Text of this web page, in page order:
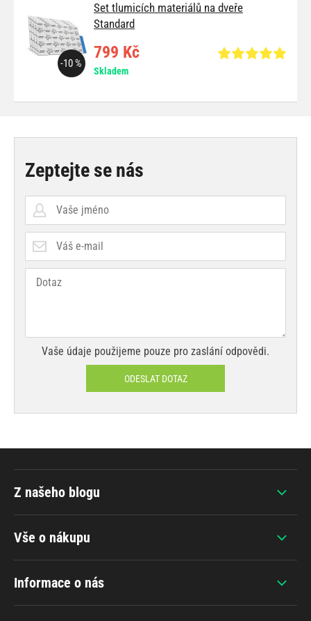
Set tlumicích materiálů na dveře
Standard
-10 %
799 Kč
Skladem
Zeptejte se nás
Vaše údaje použijeme pouze pro zaslání odpovědi.
ODESLAT DOTAZ
Vše o nákupu
Informace o nás
Z našeho blogu